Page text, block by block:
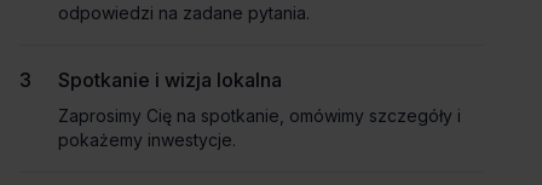
odpowiedzi na zadane pytania.
Spotkanie i wizja lokalna
Zaprosimy Cię na spotkanie, omówimy szczegóły i
pokażemy inwestycje.
Email służbowy
odpowiedzi na zadane pytania.
Spotkanie i wizja lokalna
Zaprosimy Cię na spotkanie, omówimy szczegóły i
pokażemy inwestycje.